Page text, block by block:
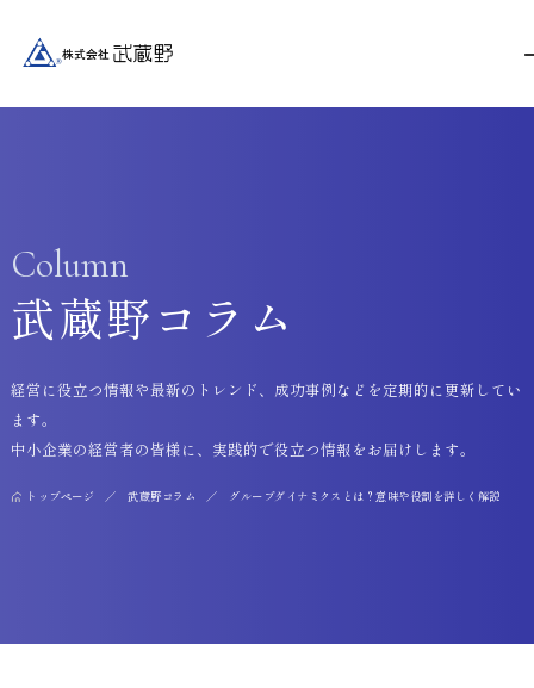
Column
武蔵野コラム
トップページ 武蔵野コラム グループダイナミクスとは？意味や役割を詳しく解説
経営に役立つ情報や最新のトレンド、成功事例などを定期的に更新してい
ます。
中小企業の経営者の皆様に、実践的で役立つ情報をお届けします。